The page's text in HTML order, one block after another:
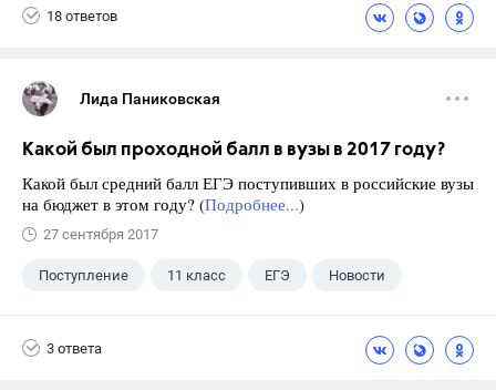
18 ответов
Лида Паниковская
Какой был проходной балл в вузы в 2017 году?
Какой был средний балл ЕГЭ поступивших в российские вузы
на бюджет в этом году? (Подробнее...)
27 сентября 2017
Поступление 11 класс ЕГЭ Новости
3 ответа